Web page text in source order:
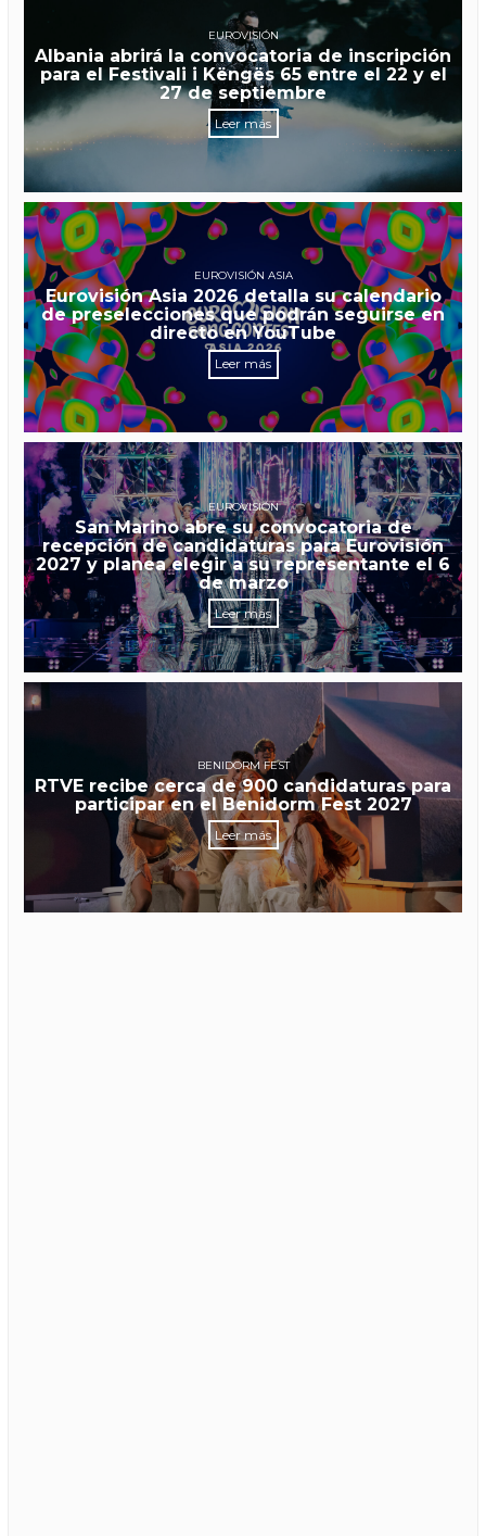
EUROVISIÓN
Albania abrirá la convocatoria de inscripción
para el Festivali i Këngës 65 entre el 22 y el
27 de septiembre
Leer más
EUROVISIÓN ASIA
Eurovisión Asia 2026 detalla su calendario
de preselecciones que podrán seguirse en
directo en YouTube
Leer más
EUROVISIÓN
San Marino abre su convocatoria de
recepción de candidaturas para Eurovisión
2027 y planea elegir a su representante el 6
de marzo
Leer más
BENIDORM FEST
RTVE recibe cerca de 900 candidaturas para
participar en el Benidorm Fest 2027
Leer más